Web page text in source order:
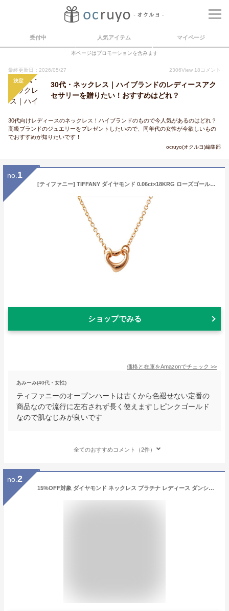
受付中 人気アイテム マイページ
本ページはプロモーションを含みます
最終更新日：2026/05/27 2306View 18 コメント
決定
30代・ネックレス｜ハイブランドのレディースアク
セサリーを贈りたい！おすすめはどれ？
30代向けレディースのネックレス！ハイブランドのもので今人気があるのはどれ？
高級ブランドのジュエリーをプレゼントしたいので、同年代の女性が今欲しいもの
でおすすめが知りたいです！
ocruyo(オクルヨ)編集部
no. 1
[ティファニー] TIFFANY ダイヤモンド 0.06ct×18KRG ローズゴールド エルサ・ペレッティ ダイヤモンド バイ ザ ヤード オープン ハート ペンダント ネックレス 41cm 35672729 [並行輸入品]
ショップでみる
価格と在庫をAmazonでチェック >>
あみーみ(40代・女性)
ティファニーのオープンハートは古くから色褪せない定番の
商品なので流行に左右されず長く使えますしピンクゴールド
なので肌なじみが良いです
全てのおすすめコメント（2件）
no. 2
15%OFF対象 ダイヤモンド ネックレス プラチナ レディース ダンシングストーン ダイヤ 一粒 揺れる ダンシング 馬蹄 一粒ダイヤ ダイヤネックレス ペンダント クリスマス プレゼント 女性 誕生日 ギフト ダンシングストーン 一粒ネックレス ダイヤモンドネックレス